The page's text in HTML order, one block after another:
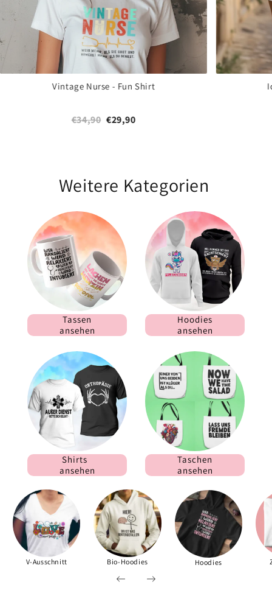
Vintage Nurse - Fun Shirt
€34,90 €29,90
Weitere Kategorien
Tassen
ansehen
Hoodies
ansehen
Shirts
ansehen
Taschen
ansehen
V-Ausschnitt Bio-Hoodies Hoodies